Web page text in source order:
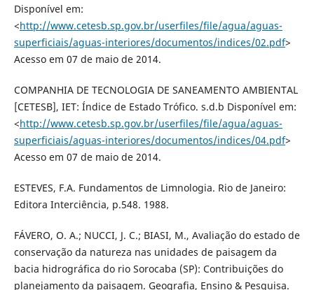
Disponível em:
<http://www.cetesb.sp.gov.br/userfiles/file/agua/aguas-
superficiais/aguas-interiores/documentos/indices/02.pdf>
Acesso em 07 de maio de 2014.
COMPANHIA DE TECNOLOGIA DE SANEAMENTO AMBIENTAL
[CETESB], IET: Índice de Estado Trófico. s.d.b Disponível em:
<http://www.cetesb.sp.gov.br/userfiles/file/agua/aguas-
superficiais/aguas-interiores/documentos/indices/04.pdf>
Acesso em 07 de maio de 2014.
ESTEVES, F.A. Fundamentos de Limnologia. Rio de Janeiro:
Editora Interciência, p.548. 1988.
FÁVERO, O. A.; NUCCI, J. C.; BIASI, M., Avaliação do estado de
conservação da natureza nas unidades de paisagem da
bacia hidrográfica do rio Sorocaba (SP): Contribuições do
planejamento da paisagem. Geografia, Ensino & Pesquisa.